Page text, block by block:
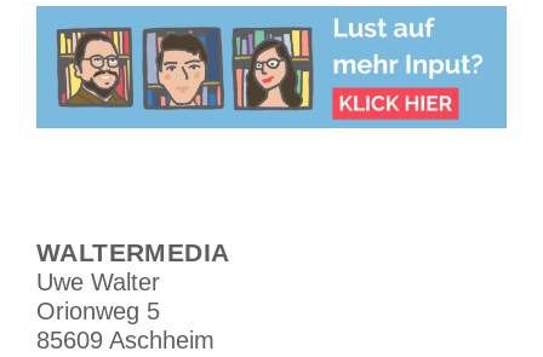
WALTERMEDIA
Uwe Walter
Orionweg 5
85609 Aschheim